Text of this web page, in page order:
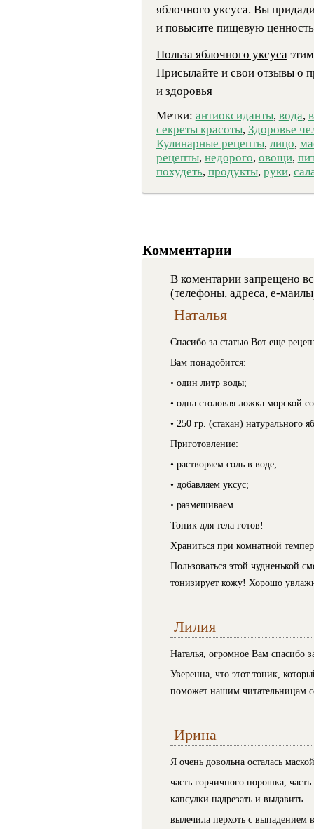
яблочного уксуса. Вы
и повысите пищевую
Польза яблочного уксуса
Присылайте и свои отзывы о
и здоровья
Метки: антиоксиданты, вода,
секреты красоты, Здоровье
Кулинарные рецепты, лицо,
рецепты, недорого, овощи,
похудеть, продукты, руки,
Комментарии
В коментарии запрещено
(телефоны, адреса, е-
Наталья
Спасибо за статью.Вот еще
Вам понадобится:
• один литр воды;
• одна столовая ложка морской
• 250 гр. (стакан) натурального
Приготовление:
• растворяем соль в воде;
• добавляем уксус;
• размешиваем.
Тоник для тела готов!
Храниться при комнатной
Пользоваться этой чудненькой
тонизирует кожу! Хорошо
Лилия
Наталья, огромное Вам спасибо
Уверенна, что этот тоник,
поможет нашим читательницам
Ирина
Я очень довольна осталась
часть горчичного порошка,
капсулки надрезать и выдавить.
вылечила перхоть с выпадением